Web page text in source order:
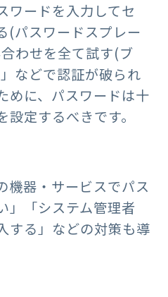
ワードを入力してセ
(パスワードスプレー
わせを全て試す(ブ
などで認証が破られ
めに、パスワードは十
定するべきです。
機器・サービスでパス
」「システム管理者
する」などの対策も導